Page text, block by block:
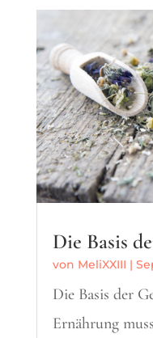
Die Basis
von MeliXXIII |
Die Basis der
Ernährung